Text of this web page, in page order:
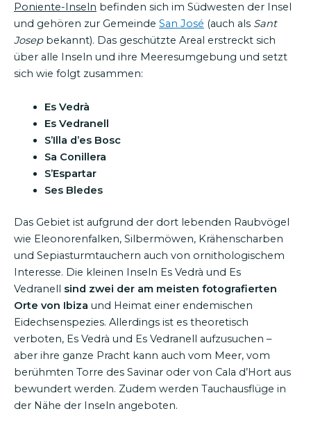
Poniente-Inseln befinden sich im Südwesten der Insel
und gehören zur Gemeinde San José (auch als Sant
Josepbekannt). Das geschützte Areal erstreckt sich
über alle Inseln und ihre Meeresumgebung und setzt
sich wie folgt zusammen:
Es Vedrà
Es Vedranell
S’Illa d’es Bosc
Sa Conillera
S’Espartar
Ses Bledes
Das Gebiet ist aufgrund der dort lebenden Raubvögel
wie Eleonorenfalken, Silbermöwen, Krähenscharben
und Sepiasturmtauchern auch von ornithologischem
Interesse. Die kleinen Inseln Es Vedrà und Es
Vedranell sind zwei der am meisten fotografierten
Orte von Ibiza und Heimat einer endemischen
Eidechsenspezies. Allerdings ist es theoretisch
verboten, Es Vedrà und Es Vedranell aufzusuchen –
aber ihre ganze Pracht kann auch vom Meer, vom
berühmten Torre des Savinar oder von Cala d’Hort aus
bewundert werden. Zudem werden Tauchausflüge in
der Nähe der Inseln angeboten.